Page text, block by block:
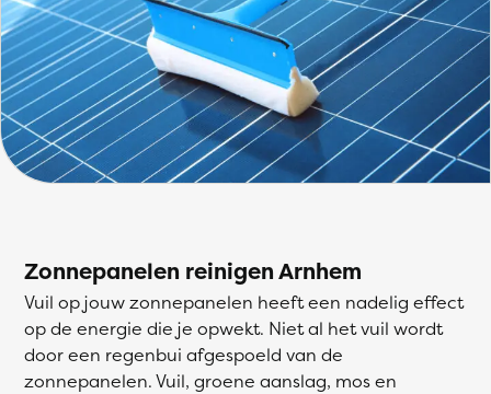
Zonnepanelen reinigen Arnhem
Vuil op jouw zonnepanelen heeft een nadelig effect
op de energie die je opwekt. Niet al het vuil wordt
door een regenbui afgespoeld van de
zonnepanelen. Vuil, groene aanslag, mos en